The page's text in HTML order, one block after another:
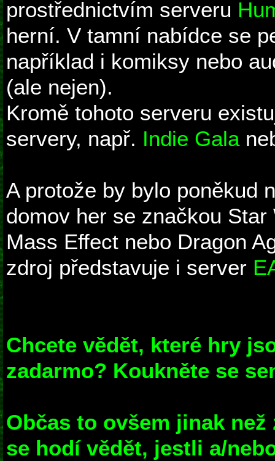
prostřednictvím serveru
herní. V tamní nabídce se
například i komiksy nebo
(ale nejen).
Kromě tohoto serveru
servery, např. Indie Gala
A protože by bylo poněkud
domov her se značkou
Mass Effect nebo Dragon
zdroj představuje i server
Chcete vědět, které hry
zadarmo? Koukněte se
Občas to ovšem jinak než
se hodí vědět, jestli a/